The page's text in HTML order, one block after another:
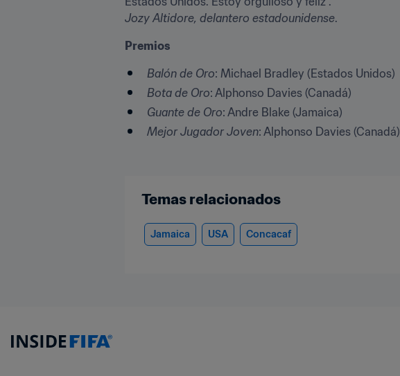
Jozy Altidore, delantero estadounidense.
Premios
Balón de Oro: Michael Bradley (Estados Unidos)
Bota de Oro: Alphonso Davies (Canadá)
Guante de Oro: Andre Blake (Jamaica)
Mejor Jugador Joven: Alphonso Davies (Canadá)
Temas relacionados
Jamaica USA Concacaf